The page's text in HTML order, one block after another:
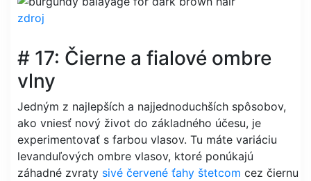
zdroj
# 17: Čierne a fialové ombre
vlny
Jedným z najlepších a najjednoduchších spôsobov,
ako vniesť nový život do základného účesu, je
experimentovať s farbou vlasov. Tu máte variáciu
levanduľových ombre vlasov, ktoré ponúkajú
záhadné zvraty sivé červené ťahy štetcom cez čiernu